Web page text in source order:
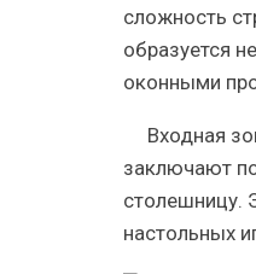
сложность
образуется
оконными
Входная
заключают
столешницу.
настольных